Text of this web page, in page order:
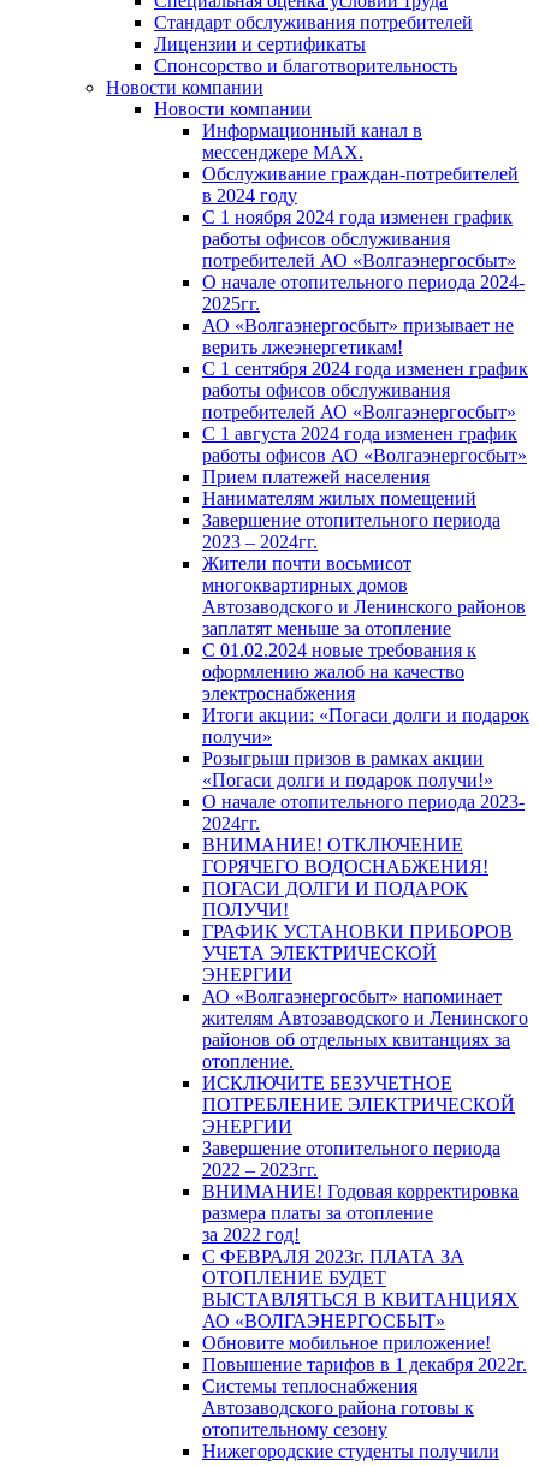
Стандарт обслуживания потребителей
Лицензии и сертификаты
Спонсорство и благотворительность
Новости компании
Новости компании
Информационный канал в
мессенджере MAX.
Обслуживание граждан-потребителей
в 2024 году
С 1 ноября 2024 года изменен график
работы офисов обслуживания
потребителей АО «Волгаэнергосбыт»
О начале отопительного периода 2024-
2025гг.
АО «Волгаэнергосбыт» призывает не
верить лжеэнергетикам!
С 1 сентября 2024 года изменен график
работы офисов обслуживания
потребителей АО «Волгаэнергосбыт»
С 1 августа 2024 года изменен график
работы офисов АО «Волгаэнергосбыт»
Прием платежей населения
Нанимателям жилых помещений
Завершение отопительного периода
2023 – 2024гг.
Жители почти восьмисот
многоквартирных домов
Автозаводского и Ленинского районов
заплатят меньше за отопление
С 01.02.2024 новые требования к
оформлению жалоб на качество
электроснабжения
Итоги акции: «Погаси долги и подарок
получи»
Розыгрыш призов в рамках акции
«Погаси долги и подарок получи!»
О начале отопительного периода 2023-
2024гг.
ВНИМАНИЕ! ОТКЛЮЧЕНИЕ
ГОРЯЧЕГО ВОДОСНАБЖЕНИЯ!
ПОГАСИ ДОЛГИ И ПОДАРОК
ПОЛУЧИ!
ГРАФИК УСТАНОВКИ ПРИБОРОВ
УЧЕТА ЭЛЕКТРИЧЕСКОЙ
ЭНЕРГИИ
АО «Волгаэнергосбыт» напоминает
жителям Автозаводского и Ленинского
районов об отдельных квитанциях за
отопление.
ИСКЛЮЧИТЕ БЕЗУЧЕТНОЕ
ПОТРЕБЛЕНИЕ ЭЛЕКТРИЧЕСКОЙ
ЭНЕРГИИ
Завершение отопительного периода
2022 – 2023гг.
ВНИМАНИЕ! Годовая корректировка
размера платы за отопление
за 2022 год!
С ФЕВРАЛЯ 2023г. ПЛАТА ЗА
ОТОПЛЕНИЕ БУДЕТ
ВЫСТАВЛЯТЬСЯ В КВИТАНЦИЯХ
АО «ВОЛГАЭНЕРГОСБЫТ»
Обновите мобильное приложение!
Повышение тарифов в 1 декабря 2022г.
Системы теплоснабжения
Автозаводского района готовы к
отопительному сезону
Нижегородские студенты получили